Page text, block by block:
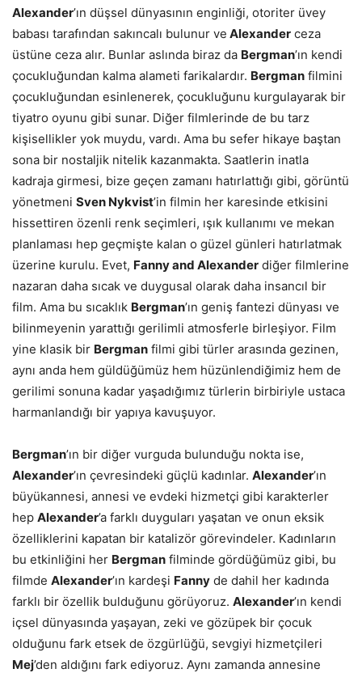
Alexander’ın düşsel dünyasının enginliği, otoriter üvey
babası tarafından sakıncalı bulunur ve Alexander ceza
üstüne ceza alır. Bunlar aslında biraz da Bergman’ın kendi
çocukluğundan kalma alameti farikalardır. Bergman filmini
çocukluğundan esinlenerek, çocukluğunu kurgulayarak bir
tiyatro oyunu gibi sunar. Diğer filmlerinde de bu tarz
kişisellikler yok muydu, vardı. Ama bu sefer hikaye baştan
sona bir nostaljik nitelik kazanmakta. Saatlerin inatla
kadraja girmesi, bize geçen zamanı hatırlattığı gibi, görüntü
yönetmeni Sven Nykvist’in filmin her karesinde etkisini
hissettiren özenli renk seçimleri, ışık kullanımı ve mekan
planlaması hep geçmişte kalan o güzel günleri hatırlatmak
üzerine kurulu. Evet, Fanny and Alexander diğer filmlerine
nazaran daha sıcak ve duygusal olarak daha insancıl bir
film. Ama bu sıcaklık Bergman’ın geniş fantezi dünyası ve
bilinmeyenin yarattığı gerilimli atmosferle birleşiyor. Film
yine klasik bir Bergman filmi gibi türler arasında gezinen,
aynı anda hem güldüğümüz hem hüzünlendiğimiz hem de
gerilimi sonuna kadar yaşadığımız türlerin birbiriyle ustaca
harmanlandığı bir yapıya kavuşuyor.
Bergman’ın bir diğer vurguda bulunduğu nokta ise,
Alexander’ın çevresindeki güçlü kadınlar. Alexander’ın
büyükannesi, annesi ve evdeki hizmetçi gibi karakterler
hep Alexander’a farklı duyguları yaşatan ve onun eksik
özelliklerini kapatan bir katalizör görevindeler. Kadınların
bu etkinliğini her Bergman filminde gördüğümüz gibi, bu
filmde Alexander’ın kardeşi Fanny de dahil her kadında
farklı bir özellik bulduğunu görüyoruz. Alexander’ın kendi
içsel dünyasında yaşayan, zeki ve gözüpek bir çocuk
olduğunu fark etsek de özgürlüğü, sevgiyi hizmetçileri
Mej’den aldığını fark ediyoruz. Aynı zamanda annesine